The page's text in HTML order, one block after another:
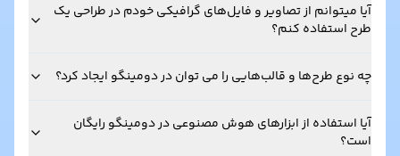
آیا میتوانم از تصاویر و فایل‌های گرافیکی خودم در طراحی یک
طرح استفاده کنم؟
چه نوع طرح‌ها و قالب‌هایی را می توان در دومینگو ایجاد کرد؟
آیا استفاده از ابزارهای هوش مصنوعی در دومینگو رایگان
است؟